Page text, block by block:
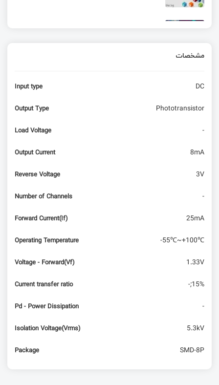
مشخصات
Input type DC
Output Type Phototransistor
Load Voltage -
Output Current 8mA
Reverse Voltage 3V
Number of Channels -
Forward Current(If) 25mA
Operating Temperature -55℃~+100℃
Voltage - Forward(Vf) 1.33V
Current transfer ratio -;15%
Pd - Power Dissipation -
Isolation Voltage(Vrms) 5.3kV
Package SMD-8P